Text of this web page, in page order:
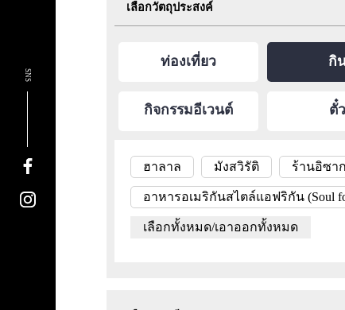
SNS
เลือกวัตถุประสงค์
ท่องเที่ยว กิ
กิจกรรมอีเวนต์ ตั๋ว
ฮาลาล มังสวิรัติ ร้านอิซา
อาหารอเมริกันสไตล์แอฟริกัน (Soul
เลือกทั้งหมด/เอาออกทั้งหมด